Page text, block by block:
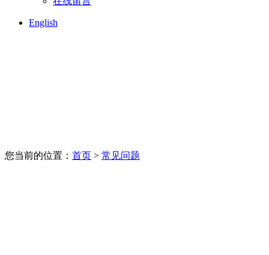
English
您当前的位置： 首页 > 常见问题